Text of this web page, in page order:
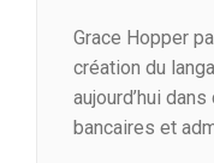
Grace Hopper
création du
aujourd’hui
bancaires et